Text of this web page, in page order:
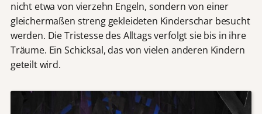
nicht etwa von vierzehn Engeln, sondern von einer
gleichermaßen streng gekleideten Kinderschar besucht
werden. Die Tristesse des Alltags verfolgt sie bis in ihre
Träume. Ein Schicksal, das von vielen anderen Kindern
geteilt wird.